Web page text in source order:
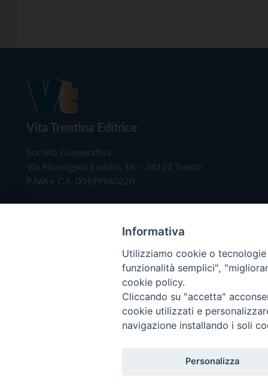
Vita Trentina Editrice
Società Cooperativa
Via Monsignor Endrici, 14 – 38122 Trento
P.IVA e C.F. 00199960220
Copyright © 2019 - Tutti i diritti riservati - Vita
Informativa
Utilizziamo cookie o
funzionalità semplici",
cookie policy.
Cliccando su "accetta"
cookie utilizzati e
navigazione installando i soli
Personalizza